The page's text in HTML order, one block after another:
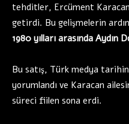
tehditler, Ercüment
getirdi. Bu gelişmelerin
1980 yılları arasında Aydın
Bu satış, Türk medya
yorumlandı ve Karacan
süreci fiilen sona erdi.